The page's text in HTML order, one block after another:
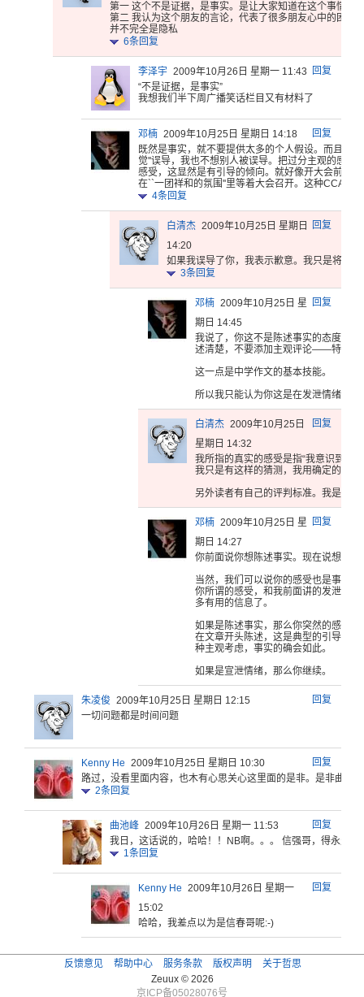
第一 这个不是证据，是事实。是让大家知道在这个事情过
第二 我认为这个朋友的言论，代表了很多朋友心中的困惑
并不完全是隐私
6条回复
回复
李泽宇 2009年10月26日 星期一 11:43
“不是证据，是事实”
我想我们 半下周广播笑话栏目又有材料了
回复
邓楠 2009年10月25日 星期日 14:18
既然是事实，就不要提供太多的个人假设。而且是
觉''误导，我也不想别人被误导。把过分主观的感受
感受，这显然是有引导的倾 向。就好像开大会前，
在``一团祥和的氛围''里等着大会召开。这种CCAV的
4条回复
回复
白清杰 2009年10月25日 星期日
14:20
如果我误导 了你，我表示歉意。我只是将我的
3条回复
回复
邓楠 2009年10月25日 星
期日 14:45
我说了，你这不是陈述事实的态度
述清楚， 不要添加主观评论——特别是
这一点是中学作文的基本技能。
所以我只能认为你这是在发泄情绪。
回复
白清杰 2009年10月25日
星期日 14:32
我所指的真实的感受是指“我意识到此
我只是有这样的猜测，我用确定的语气
另外读者有自 己的评判标准。我是否
回复
邓楠 2009年10月25日 星
期日 14:27
你前面说你想陈述事实。现在说想
当然，我们 可以说你的感受也是事
你所谓的感受，和我前面讲的发泄情绪
多有用 的信息了。
如果是陈述事实， 那么你突然的感觉，
在文章开头陈述，这是典型的引导型文
种主观考虑， 事实的确会如此。
如果是宣泄情绪，那么你继续。
回复
朱凌俊 2009年10月25日 星期日 12:15
一切问题都是时间问题
回复
Kenny He 2009年10月25日 星期日 10:30
路过，没看里面内容， 也木有心思关心这里面的是非。是非曲折
2条回复
回复
曲池峰 2009年10月26日 星期一 11:53
我日，这话说的，哈哈！！NB啊。。。 信强哥，得永生！
1条回复
回复
Kenny He 2009年10月26日 星期一
15:02
哈哈，我差点以为是信春哥呢:-)
反馈意见 帮助中心 服务条款 版权声明
关于哲思
Zeuux © 2026
京ICP备05028076号